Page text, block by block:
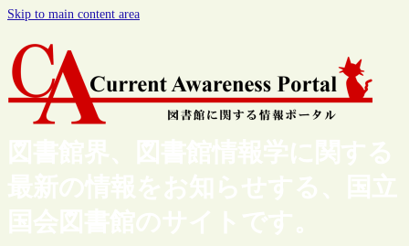
Skip to main content area
図書館界、図書館情報学に関する
最新の情報をお知らせする、国立
国会図書館のサイトです。